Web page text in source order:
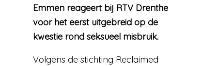
Emmen reageert bij RTV Drenthe
voor het eerst uitgebreid op de
kwestie rond seksueel misbruik.
Volgens de stichting Reclaimed